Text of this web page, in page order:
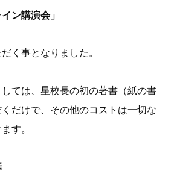
ン講演会」
く事となりました。
ては、星校長の初の著書（紙の書
だけで、その他のコストは一切な
す。